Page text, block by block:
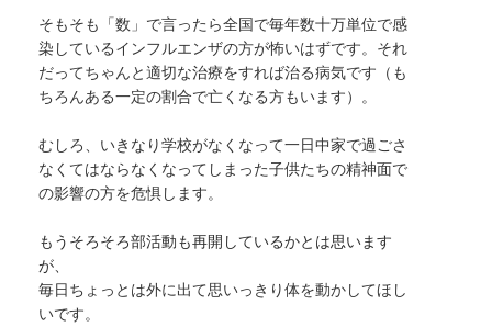
そもそも「数」で言ったら全国で毎年数十万単位で感
染しているインフルエンザの方が怖いはずです。それ
だってちゃんと適切な治療をすれば治る病気です（も
ちろんある一定の割合で亡くなる方もいます）。
むしろ、いきなり学校がなくなって一日中家で過ごさ
なくてはならなくなってしまった子供たちの精神面で
の影響の方を危惧します。
もうそろそろ部活動も再開しているかとは思います
が、
毎日ちょっとは外に出て思いっきり体を動かしてほし
いです。